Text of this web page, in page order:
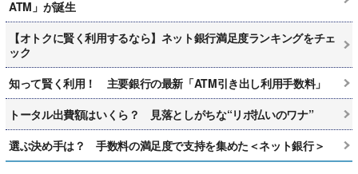
ATM」が誕生
【オトクに賢く利用するなら】ネット銀行満足度ランキングをチェ
ック
知って賢く利用！ 主要銀行の最新「ATM引き出し利用手数料」
トータル出費額はいくら？ 見落としがちな“リボ払いのワナ”
選ぶ決め手は？ 手数料の満足度で支持を集めた＜ネット銀行＞